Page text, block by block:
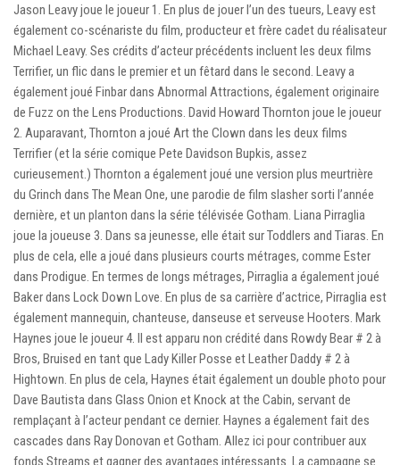
Jason Leavy joue le joueur 1. En plus de jouer l’un des tueurs, Leavy est
également co-scénariste du film, producteur et frère cadet du réalisateur
Michael Leavy. Ses crédits d’acteur précédents incluent les deux films
Terrifier, un flic dans le premier et un fêtard dans le second. Leavy a
également joué Finbar dans Abnormal Attractions, également originaire
de Fuzz on the Lens Productions. David Howard Thornton joue le joueur
2. Auparavant, Thornton a joué Art the Clown dans les deux films
Terrifier (et la série comique Pete Davidson Bupkis, assez
curieusement.) Thornton a également joué une version plus meurtrière
du Grinch dans The Mean One, une parodie de film slasher sorti l’année
dernière, et un planton dans la série télévisée Gotham. Liana Pirraglia
joue la joueuse 3. Dans sa jeunesse, elle était sur Toddlers and Tiaras. En
plus de cela, elle a joué dans plusieurs courts métrages, comme Ester
dans Prodigue. En termes de longs métrages, Pirraglia a également joué
Baker dans Lock Down Love. En plus de sa carrière d’actrice, Pirraglia est
également mannequin, chanteuse, danseuse et serveuse Hooters. Mark
Haynes joue le joueur 4. Il est apparu non crédité dans Rowdy Bear # 2 à
Bros, Bruised en tant que Lady Killer Posse et Leather Daddy # 2 à
Hightown. En plus de cela, Haynes était également un double photo pour
Dave Bautista dans Glass Onion et Knock at the Cabin, servant de
remplaçant à l’acteur pendant ce dernier. Haynes a également fait des
cascades dans Ray Donovan et Gotham. Allez ici pour contribuer aux
fonds Streams et gagner des avantages intéressants. La campagne se